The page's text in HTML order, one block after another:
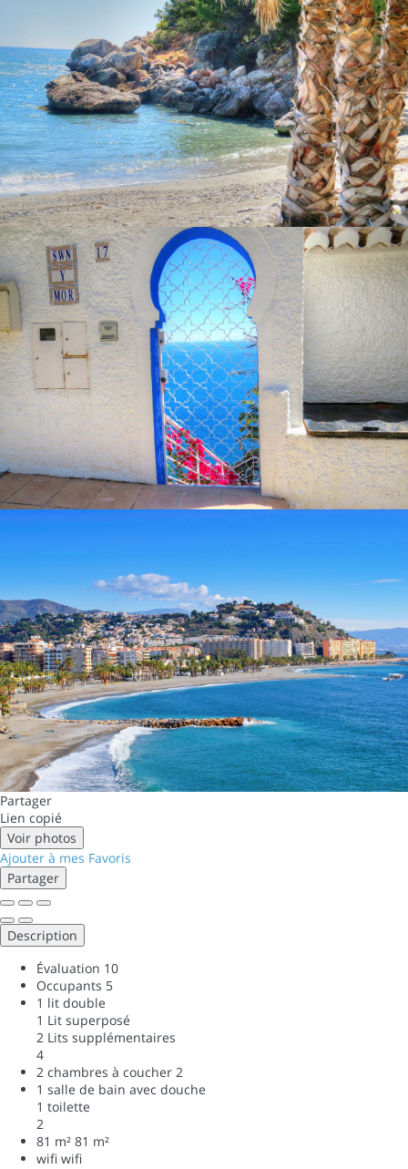
Partager
Lien copié
Voir photos
Ajouter à mes Favoris
Partager
Description
Évaluation 10
Occupants 5
1 lit double
1 Lit superposé
2 Lits supplémentaires
4
2 chambres à coucher 2
1 salle de bain avec douche
1 toilette
2
81 m² 81 m²
wifi wifi